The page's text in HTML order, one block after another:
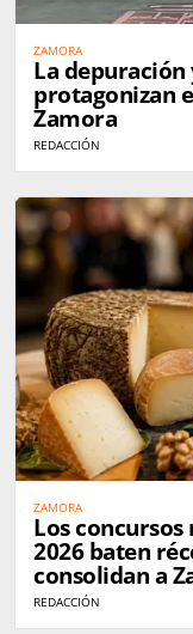
ZAMORA
La
protagonizan
Zamora
REDACCIÓN
ZAMORA
Los concursos
2026 baten
consolidan a
queso en España
REDACCIÓN